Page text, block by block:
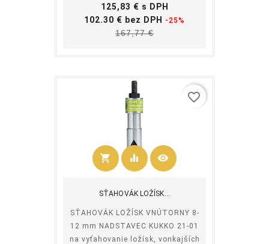
Cena
125,83 € s DPH
102.30 € bez DPH Základná
-25%
167,77 €Cena
shopping_cart
Kúpiť
equalizer visibility
SŤAHOVÁK LOŽÍSK...
SŤAHOVÁK LOŽÍSK VNÚTORNY 8-
12 mm NADSTAVEC KUKKO 21-01
na vyťahovanie ložísk, vonkajších
favorite_border